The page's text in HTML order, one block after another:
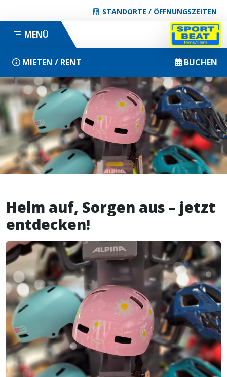
STANDORTE / ÖFFNUNGSZEITEN
MENÜ
MIETEN / RENT BUCHEN
Helm auf, Sorgen aus – jetzt
entdecken!